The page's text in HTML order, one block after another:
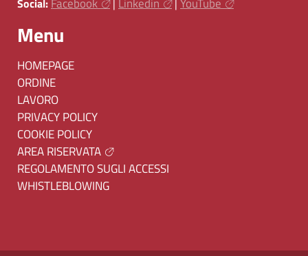
Menu
HOMEPAGE
ORDINE
LAVORO
PRIVACY POLICY
COOKIE POLICY
AREA RISERVATA
REGOLAMENTO SUGLI ACCESSI
WHISTLEBLOWING